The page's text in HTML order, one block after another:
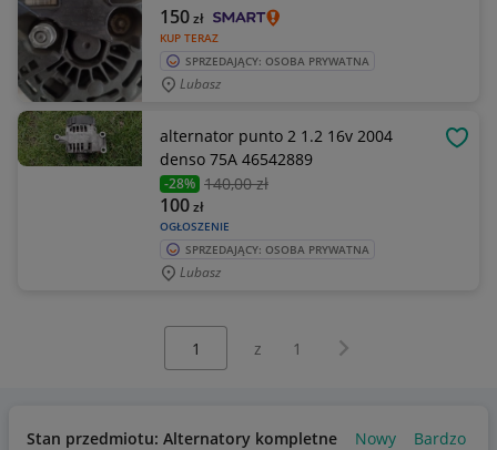
KUP TERAZ
150zł
SPRZEDAJĄCY: OSOBA PRYWATNA
Lubasz
alternator punto 2 1.2 16v 2004
denso 75A 46542889
-28% 140,00 zł
OGŁOSZENIE
100zł
SPRZEDAJĄCY: OSOBA PRYWATNA
Lubasz
z 1 Następna strona
Stan przedmiotu: Alternatory kompletne Nowy Bardzo